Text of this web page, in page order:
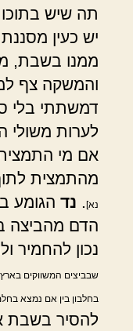
תה שיש
יש כעין
ממנו בשבת,
והמשקה צף
דמשתתי בלי
לערות משולי
אם מי
מהתמצית
נא] נד הגומע
הדם מהביצה
נכון להחמיר
שבביצים המשווקים
בחלבון בין אם נמצא
להסיר בשבת